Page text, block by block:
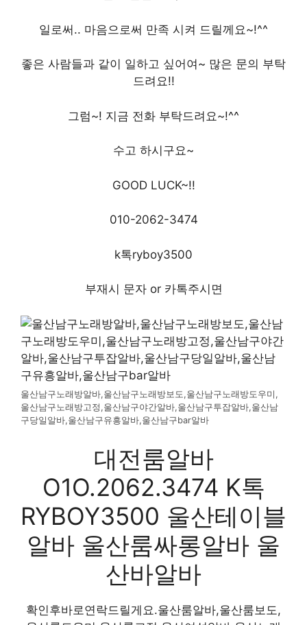
일로써.. 마음으로써 만족 시켜 드릴께요~!^^
좋은 사람들과 같이 일하고 싶어여~ 많은 문의 부탁
드려요!!
그럼~! 지금 전화 부탁드려요~!^^
수고 하시구요~
GOOD LUCK~!!
010-2062-3474
k톡ryboy3500
부재시 문자 or 카톡주시면
울산남구노래방알바,울산남구노래방보도,울산남구노래방도우미,
울산남구노래방고정,울산남구야간알바,울산남구투잡알바,울산남
구당일알바,울산남구유흥알바,울산남구bar알바
대전룸알바
O1O.2062.3474 K톡
RYBOY3500 울산테이블
알바 울산룸싸롱알바 울
산바알바
확인후바로연락드릴게요.울산룸알바,울산룸보도,